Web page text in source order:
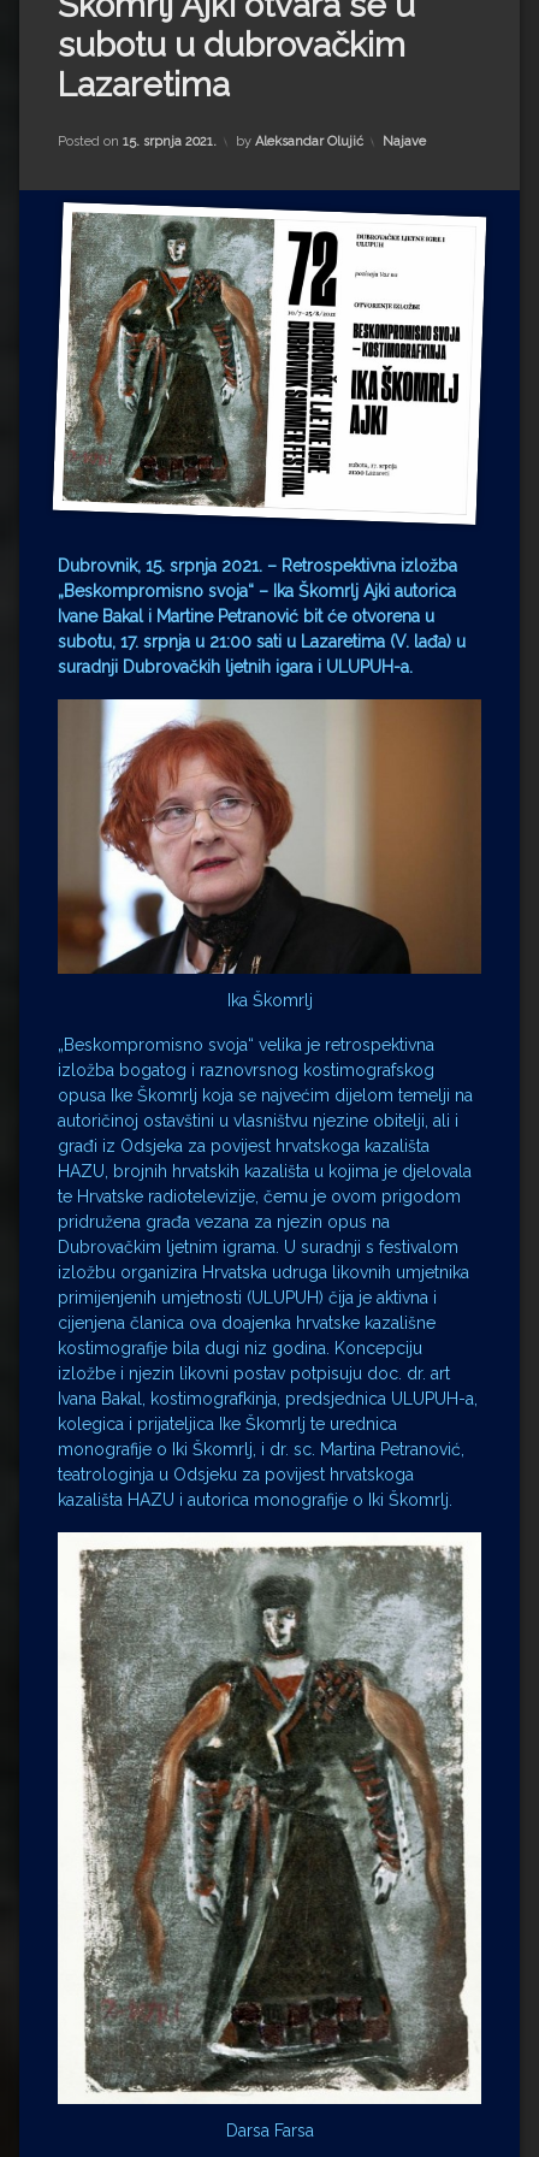
Impressum
Milenko Strižak
Drugi autori
Drugi autori
Željko Krznarić
Mario Lovreković
Miroslav Šantek
subotu u dubrovačkim
Lazaretima
Posted on 15. srpnja 2021. by Aleksandar Olujić Kategorije:
Najave
Dubrovnik, 15. srpnja 2021. – Retrospektivna izložba
„Beskompromisno svoja“ – Ika Škomrlj Ajki autorica
Ivane Bakal i Martine Petranović bit će otvorena u
subotu, 17. srpnja u 21:00 sati u Lazaretima (V. lađa) u
suradnji Dubrovačkih ljetnih igara i ULUPUH-a.
Ika Škomrlj
„Beskompromisno svoja“ velika je retrospektivna
izložba bogatog i raznovrsnog kostimografskog
opusa Ike Škomrlj koja se najvećim dijelom temelji na
autoričinoj ostavštini u vlasništvu njezine obitelji, ali i
građi iz Odsjeka za povijest hrvatskoga kazališta
HAZU, brojnih hrvatskih kazališta u kojima je djelovala
te Hrvatske radiotelevizije, čemu je ovom prigodom
pridružena građa vezana za njezin opus na
Dubrovačkim ljetnim igrama. U suradnji s festivalom
izložbu organizira Hrvatska udruga likovnih umjetnika
primijenjenih umjetnosti (ULUPUH) čija je aktivna i
cijenjena članica ova doajenka hrvatske kazališne
kostimografije bila dugi niz godina. Koncepciju
izložbe i njezin likovni postav potpisuju doc. dr. art
Ivana Bakal, kostimografkinja, predsjednica ULUPUH-a,
kolegica i prijateljica Ike Škomrlj te urednica
monografije o Iki Škomrlj, i dr. sc. Martina Petranović,
teatrologinja u Odsjeku za povijest hrvatskoga
kazališta HAZU i autorica monografije o Iki Škomrlj.
Darsa Farsa